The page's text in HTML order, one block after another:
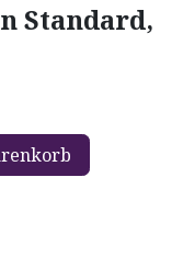
Standard,